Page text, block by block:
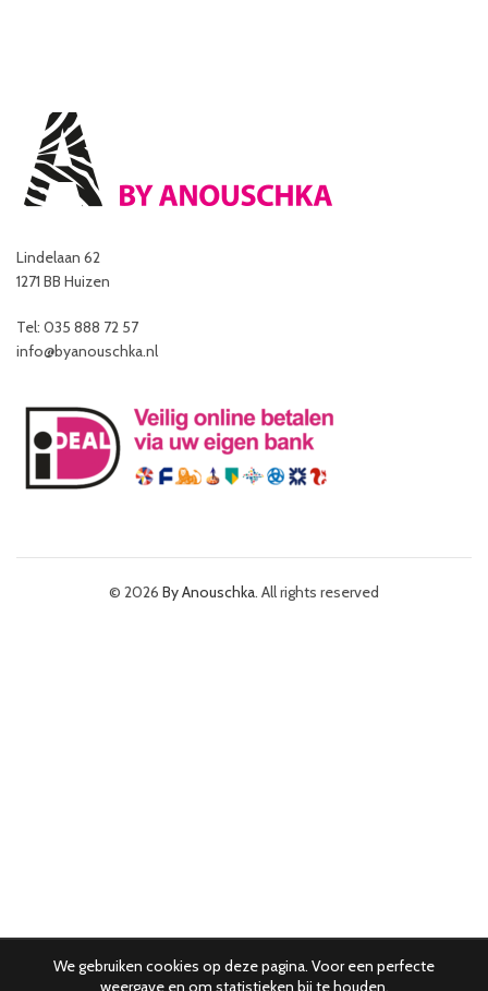
Lindelaan 62
1271 BB Huizen
Tel: 035 888 72 57
info@byanouschka.nl
© 2026 By Anouschka. All rights reserved
We gebruiken cookies op deze pagina. Voor een perfecte
weergave en om statistieken bij te houden.